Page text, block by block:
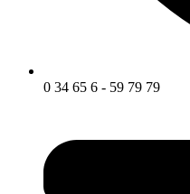
0 34 65 6 - 59 79 79